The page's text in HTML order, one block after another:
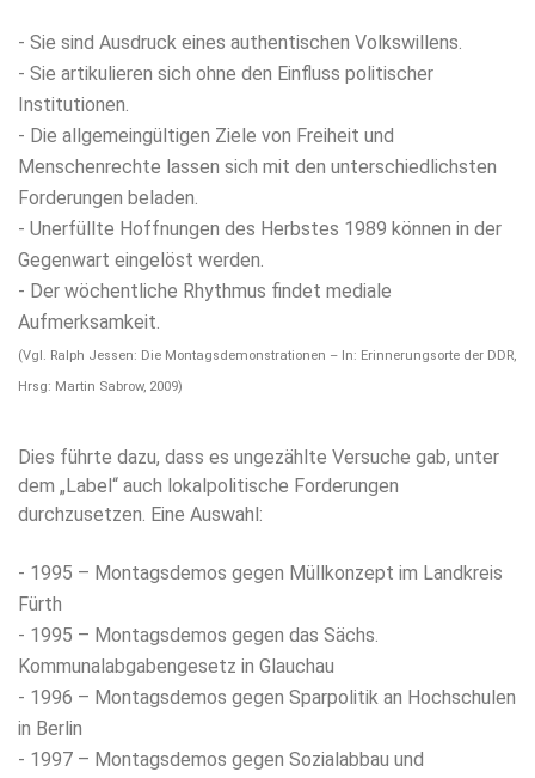
- Sie sind Ausdruck eines authentischen Volkswillens.
- Sie artikulieren sich ohne den Einfluss politischer
Institutionen.
- Die allgemeingültigen Ziele von Freiheit und
Menschenrechte lassen sich mit den unterschiedlichsten
Forderungen beladen.
- Unerfüllte Hoffnungen des Herbstes 1989 können in der
Gegenwart eingelöst werden.
- Der wöchentliche Rhythmus findet mediale
Aufmerksamkeit.
(Vgl. Ralph Jessen: Die Montagsdemonstrationen – In: Erinnerungsorte der DDR,
Hrsg: Martin Sabrow, 2009)
Dies führte dazu, dass es ungezählte Versuche gab, unter
dem „Label“ auch lokalpolitische Forderungen
durchzusetzen. Eine Auswahl:
- 1995 – Montagsdemos gegen Müllkonzept im Landkreis
Fürth
- 1995 – Montagsdemos gegen das Sächs.
Kommunalabgabengesetz in Glauchau
- 1996 – Montagsdemos gegen Sparpolitik an Hochschulen
in Berlin
- 1997 – Montagsdemos gegen Sozialabbau und